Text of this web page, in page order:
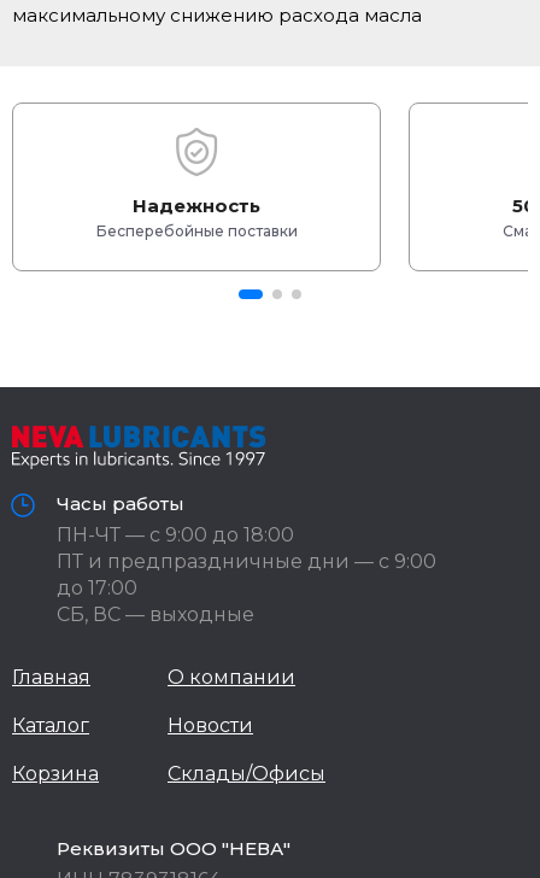
максимальному снижению расхода масла
Надежность
Бесперебойные поставки
Часы работы
ПН-ЧТ — с 9:00 до 18:00
ПТ и предпраздничные дни — с 9:00
до 17:00
СБ, ВС — выходные
Главная
Каталог
Корзина
О компании
Новости
Склады/Офисы
Реквизиты ООО "НЕВА"